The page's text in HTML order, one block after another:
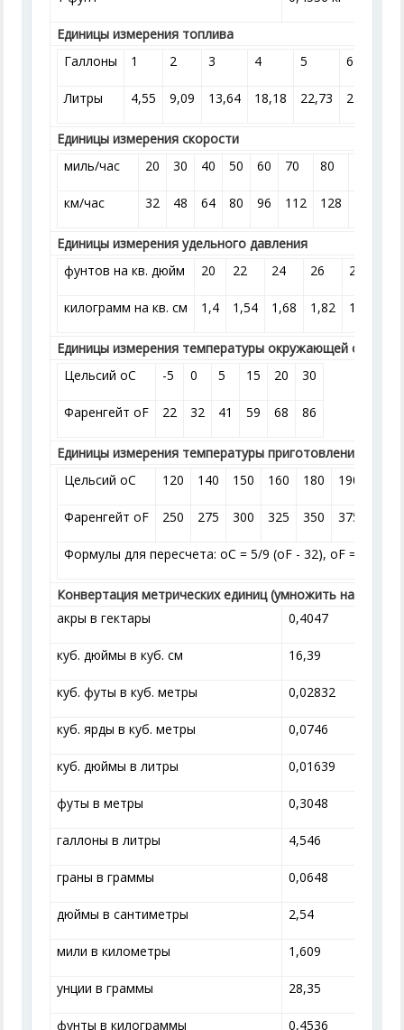
Единицы измерения топлива
Галлоны
1 2 3 4 5 6
Литры 4,55 9,09 13,64 18,18 22,73 27,28
Единицы измерения скорости
миль/час
20 30 40 50 60 70 80
км/час 32 48 64 80 96 112 128
Единицы измерения удельного давления
фунтов на кв. дюйм
20 22 24 26 28
килограмм на кв. см 1,4 1,54 1,68 1,82 1,96
Единицы измерения температуры окружающей среды
ЦельсийoC -5 0 5 15 20 30
ФаренгейтoF 22 32 41 59 68 86
Единицы измерения температуры приготовления пищи
ЦельсийoC 120 140 150 160 180 190
ФаренгейтoF 250 275 300 325 350 375
Формулы для пересчета:oC = 5/9 (oF - 32),oF = 9/5*
Конвертация метрических единиц (умножить на число)
акры в гектары
0,4047
куб. дюймы в куб. см 16,39
куб. футы в куб. метры 0,02832
куб. ярды в куб. метры 0,0746
куб. дюймы в литры 0,01639
футы в метры 0,3048
галлоны в литры 4,546
граны в граммы 0,0648
дюймы в сантиметры 2,54
мили в километры 1,609
унции в граммы 28,35
фунты в килограммы 0,4536